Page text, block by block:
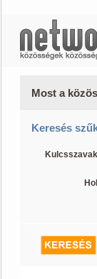
Most a
Keresés